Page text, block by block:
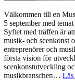
Välkommen till en
5 september med
Syftet med träffen är
musik- och scenkonst
entreprenörer och
första vision för
scenkonstutveckling
musikbranschen… Läs